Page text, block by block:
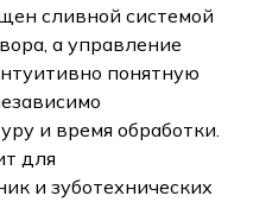
сливной системой
а управление
понятную
и время обработки.
для
и зуботехнических